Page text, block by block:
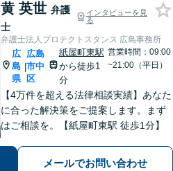
黄 英世 弁護
士
インタビューを見
る
弁護士法人プロテクトスタンス 広島事務所
広
島
県
|
広島
市中
区
紙屋町東駅
から徒歩1
分
営業時間：09:00
~21:00（平日）
【4万件を超える法律相談実績】あなた
に合った解決策をご提案します。まず
はご相談を。【紙屋町東駅 徒歩1分】
メールでお問い合わせ